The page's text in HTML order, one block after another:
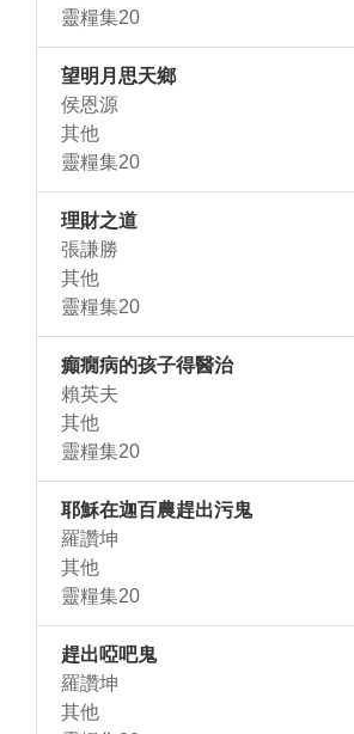
靈糧集20
望明月思天鄉
侯恩源
其他
靈糧集20
理財之道
張謙勝
其他
靈糧集20
癲癇病的孩子得醫治
賴英夫
其他
靈糧集20
耶穌在迦百農趕出污鬼
羅讚坤
其他
靈糧集20
趕出啞吧鬼
羅讚坤
其他